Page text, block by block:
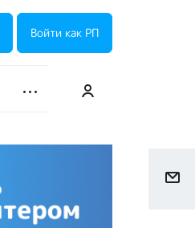
Войти как РП